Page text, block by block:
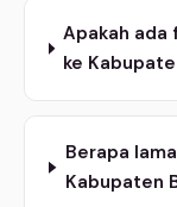
Apakah ada
ke
Berapa
Kabupaten